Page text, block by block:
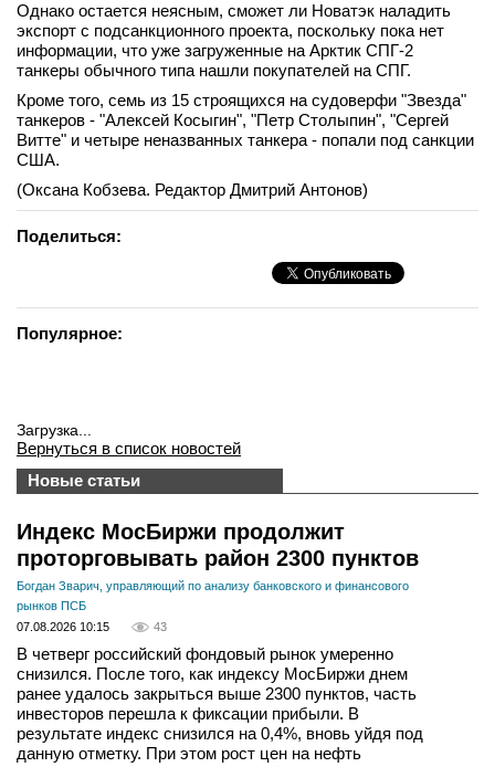
Однако остается неясным, сможет ли Новатэк наладить
экспорт с подсанкционного проекта, поскольку пока нет
информации, что уже загруженные на Арктик СПГ-2
танкеры обычного типа нашли покупателей на СПГ.
Кроме того, семь из 15 строящихся на судоверфи "Звезда"
танкеров - "Алексей Косыгин", "Петр Столыпин", "Сергей
Витте" и четыре неназванных танкера - попали под санкции
США.
(Оксана Кобзева. Редактор Дмитрий Антонов)
Поделиться:
Популярное:
Загрузка...
Вернуться в список новостей
Новые статьи
Индекс МосБиржи продолжит
проторговывать район 2300 пунктов
Богдан Зварич, управляющий по анализу банковского и финансового
рынков ПСБ
07.08.2026 10:15
43
В четверг российский фондовый рынок умеренно
снизился. После того, как индексу МосБиржи днем
ранее удалось закрыться выше 2300 пунктов, часть
инвесторов перешла к фиксации прибыли. В
результате индекс снизился на 0,4%, вновь уйдя под
данную отметку. При этом рост цен на нефть